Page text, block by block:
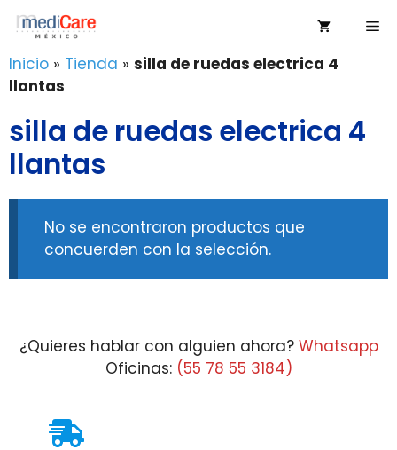
Saltar
contenido
Inicio » Tienda » silla de ruedas electrica 4
llantas
silla de ruedas electrica 4
llantas
No se encontraron productos que
concuerden con la selección.
¿Quieres hablar con alguien ahora? Whatsapp
Oficinas: (55 78 55 3184)